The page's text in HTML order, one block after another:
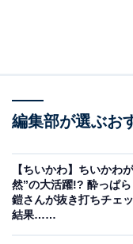
コメント欄では「酔
るハチワレちゃん優
になるのがたまら
など、さまざまな声
編集部が選ぶお
【ちいかわ】ちいかわ
然”の大活躍!? 酔っぱ
鎧さんが抜き打ちチェ
結果……